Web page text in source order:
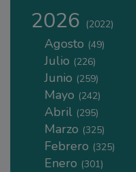
2026 (2022)
Agosto (49)
Julio (226)
Junio (259)
Mayo (242)
Abril (295)
Marzo (325)
Febrero (325)
Enero (301)